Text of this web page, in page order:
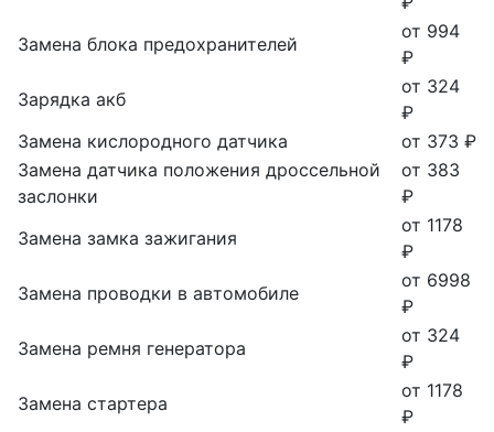
Замена блока предохранителей
от 994
₽
Зарядка акб
от 324
₽
Замена кислородного датчика
от 373 ₽
Замена датчика положения дроссельной
заслонки
от 383
₽
Замена замка зажигания
от 1178
₽
Замена проводки в автомобиле
от 6998
₽
Замена ремня генератора
от 324
₽
Замена стартера
от 1178
₽